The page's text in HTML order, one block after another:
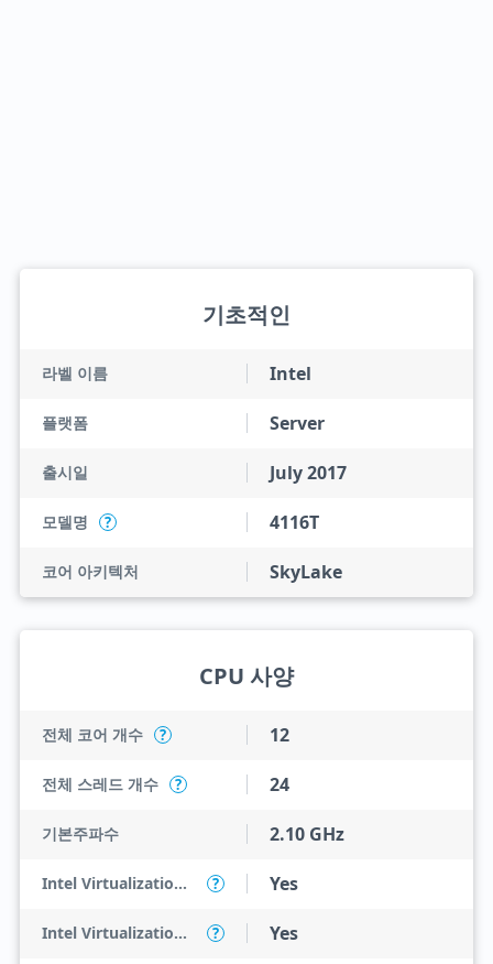
기초적인
라벨 이름 Intel
플랫폼 Server
출시일 July 2017
모델명 ? 4116T
코어 아키텍처 SkyLake
CPU 사양
전체 코어 개수 ? 12
전체 스레드 개수 ? 24
기본주파수 2.10 GHz
Intel Virtualization Technology (VT-x) ? Yes
Intel Virtualization Technology for Directed I/O (VT-d) ? Yes